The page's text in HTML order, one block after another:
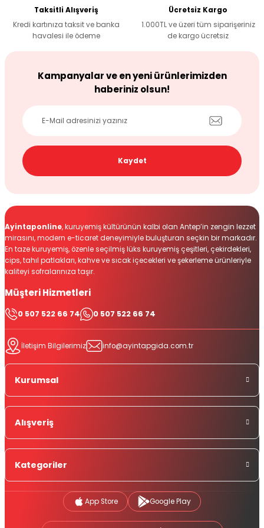
Taksitli Alışveriş
Kredi kartınıza taksit ve banka
havalesi ile ödeme
Ücretsiz Kargo
1.000TL ve üzeri tüm siparişeriniz
de kargo ücretsiz
Kampanyalar ve en yeni ürünlerimizden
haberiniz olsun!
Kaydet
Ayintaponline, kuruyemiş kültürünün kalbi olan Antep’in zengin lezzet
mirasını, modern e-ticaret deneyimiyle buluşturan seçkin bir markadır.
En taze kuruyemiş, özenle seçilmiş lüks kuruyemiş çeşitleri, çekirdekleri,
cips, tahıl patlakları, kahve ve sıcak içecekleri ve şekerleme ürünleriyle
kaliteyi sofralarınıza taşır.
Müşteri Hizmetleri
0 507 522 66 74 0 507 522 66 74
İletişim Bilgilerimiz info@ayintapgida.com.tr
Kurumsal
Alışveriş
Kategoriler
App Store Google Play